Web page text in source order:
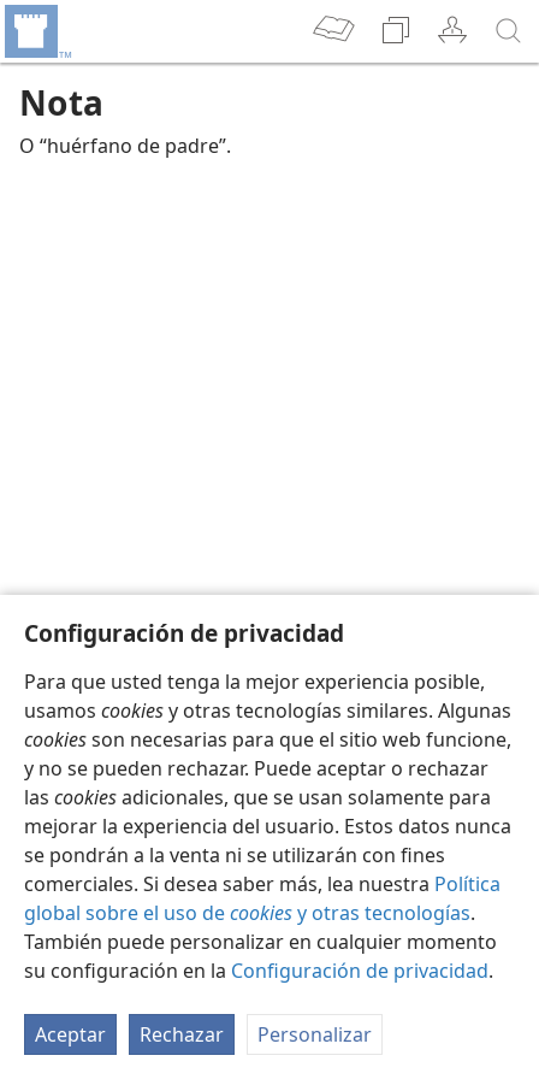
Configuración de privacidad
Para que usted tenga la mejor experiencia posible,
usamos cookiesy otras tecnologías similares. Algunas
cookiesson necesarias para que el sitio web funcione,
y no se pueden rechazar. Puede aceptar o rechazar
las cookiesadicionales, que se usan solamente para
mejorar la experiencia del usuario. Estos datos nunca
se pondrán a la venta ni se utilizarán con fines
comerciales. Si desea saber más, lea nuestra Política
global sobre el uso decookiesy otras tecnologías.
También puede personalizar en cualquier momento
su configuración en la Configuración de privacidad.
Aceptar Rechazar Personalizar
Nota
O “huérfano de padre”.
Español Configuración
Copyright© 2026 Watch Tower Bible and Tract Society of Pennsylvania
Condiciones de uso
Política de privacidad
Configuración de privacidad
JW.ORG Iniciar sesión